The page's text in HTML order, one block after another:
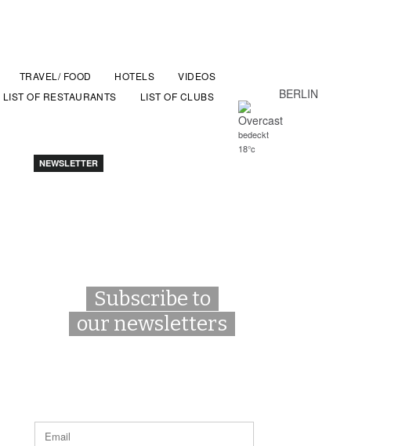
BERLIN
bedeckt
18°c
TRAVEL/ FOOD HOTELS
VIDEOS
LIST OF RESTAURANTS LIST OF CLUBS
NEWSLETTER
Subscribe to
our newsletters